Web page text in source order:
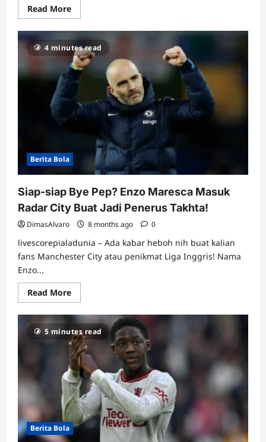
Read MoreRead
more
Drama
Kelar!
Mo
Salah
Minta
Maaf
ke
Liverpool,
Curtis
Jones
Ruang
4 minutes read
Berita Bola
Siap-siap Bye Pep? Enzo Maresca Masuk
Radar City Buat Jadi Penerus Takhta!
DimasAlvaro 8 months ago 0
livescorepialadunia – Ada kabar heboh nih buat kalian
fans Manchester City atau penikmat Liga Inggris! Nama
Enzo...
Read MoreRead
more
Siap-
siap
Bye
Pep?
Enzo
Maresca
Masuk
Radar
City
Buat
Jadi
Penerus
Takhta!
5 minutes read
Berita Bola